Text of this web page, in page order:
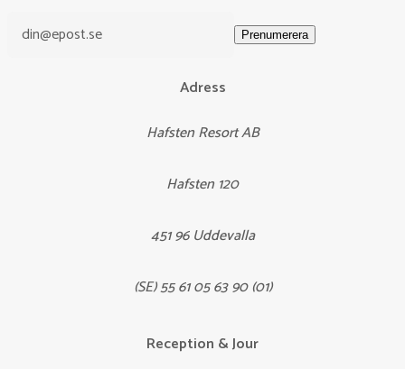
Prenumerera
Adress
Hafsten Resort AB
Hafsten 120
451 96 Uddevalla
(SE) 55 61 05 63 90 (01)
Reception & Jour